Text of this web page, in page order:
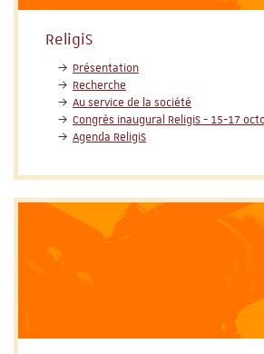
ReligiS
Présentation
Recherche
Au service de la société
Congrès inaugural ReligiS - 15-17
Agenda ReligiS